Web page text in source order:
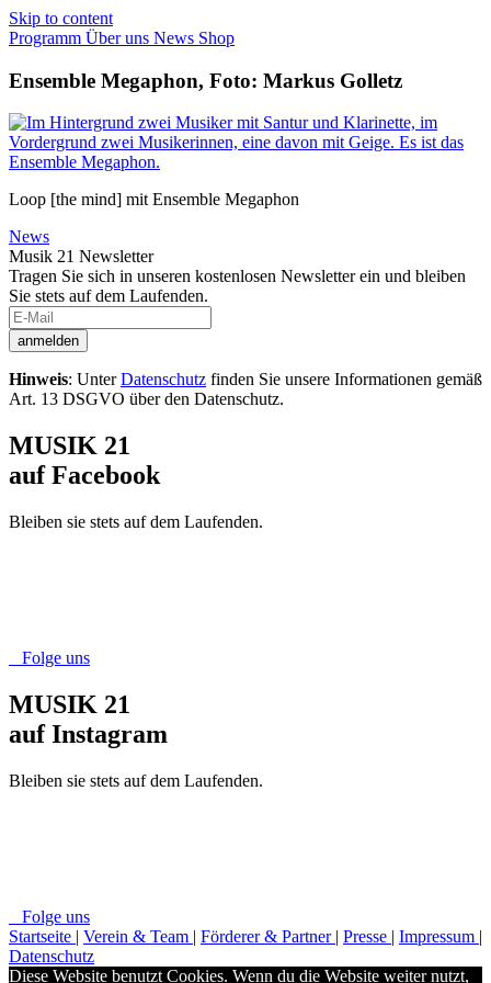
Skip to content
Programm Über uns News Shop
Ensemble Megaphon, Foto: Markus Golletz
Loop [the mind] mit Ensemble Megaphon
News
Musik 21 Newsletter
Tragen Sie sich in unseren kostenlosen Newsletter ein und bleiben
Sie stets auf dem Laufenden.
Hinweis: UnterDatenschutz finden Sie unsere Informationen gemäß
Art. 13 DSGVO über den Datenschutz.
MUSIK 21
auf Facebook
Bleiben sie stets auf dem Laufenden.
Folge uns
MUSIK 21
auf Instagram
Bleiben sie stets auf dem Laufenden.
Folge uns
Startseite | Verein & Team | Förderer & Partner | Presse | Impressum |
Datenschutz
Diese Website benutzt Cookies. Wenn du die Website weiter nutzt,